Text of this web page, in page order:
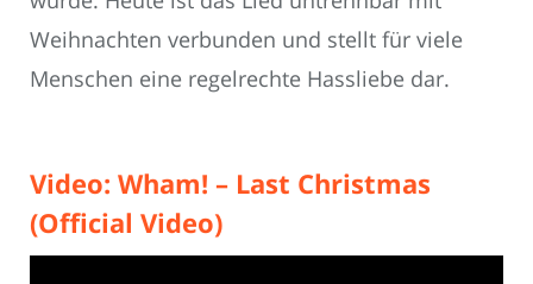
Weihnachten verbunden und stellt für viele
Menschen eine regelrechte Hassliebe dar.
Video: Wham! – Last Christmas
(Official Video)